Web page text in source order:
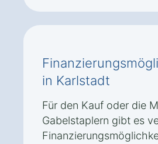
in Karlstadt
Für den Kauf oder die
Gabelstaplern gibt es